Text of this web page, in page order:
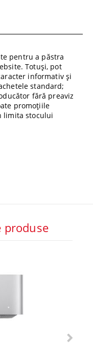
pentru a păstra
Totuși, pot
informativ și
standard;
fără preaviz
promoțiile
limita stocului
produse